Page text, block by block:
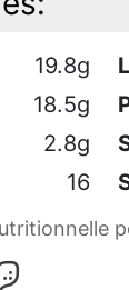
19.8g
18.5g
2.8g
16